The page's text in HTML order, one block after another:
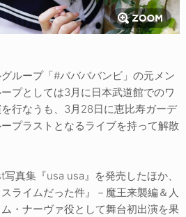
ループ「#ババババンビ」の元メン
プとしては3月に日本武道館でのワ
行なうも、3月28日に恵比寿ガーデ
プラストとなるライブを持って解散
真集『usa usa』を発売したほか、
ライムだった件』－魔王来襲編＆人
・ナーヴァ役として舞台初出演を果